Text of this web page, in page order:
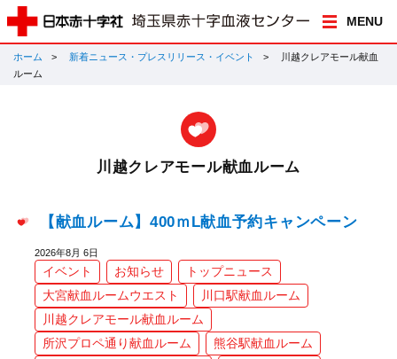
MENU
ホーム 新着ニュース・プレスリリース・イベント
川越クレアモール献血
ルーム
川越クレアモール献血ルーム
【献血ルーム】400ｍL献血予約キャンペーン
2026年8月 6日
イベント お知らせ
トップニュース
大宮献血ルームウエスト
川口駅献血ルーム
川越クレアモール献血ルーム
所沢プロペ通り献血ルーム
熊谷駅献血ルーム